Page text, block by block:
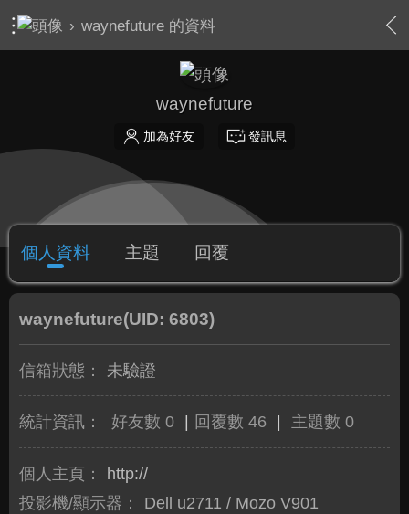
› waynefuture 的資料
waynefuture
加為好友 發訊息
個人資料 主題 回覆
waynefuture(UID: 6803)
信箱狀態： 未驗證
統計資訊： 好友數 0 回覆數 46 主題數 0
個人主頁：
http://
投影機/顯示器：
Dell u2711 / Mozo V901